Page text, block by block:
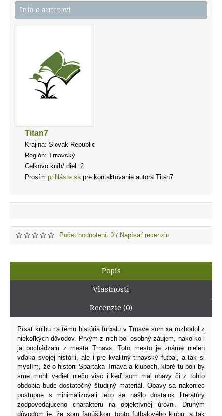
Info o autorovi
Titan7
Krajina: Slovak Republic
Región: Trnavský
Celkovo kníh/ diel: 2
Prosím prihláste sapre kontaktovanie autora Titan7
Počet hodnotení: 0 / Napísať recenziu
Popis
Vlastnosti
Recenzie (0)
Písať knihu na tému história futbalu v Trnave som sa rozhodol z
niekoľkých dôvodov. Prvým z nich bol osobný záujem, nakoľko i
ja pochádzam z mesta Trnava. Toto mesto je známe nielen
vďaka svojej histórii, ale i pre kvalitný trnavský futbal, a tak si
myslím, že o histórii Spartaka Trnava a kluboch, ktoré tu boli by
sme mohli vedieť niečo viac i keď som mal obavy či z tohto
obdobia bude dostatočný študijný materiál. Obavy sa nakoniec
postupne s minimalizovali lebo sa našlo dostatok literatúry
zodpovedajúceho charakteru na objektívnej úrovni. Druhým
dôvodom je, že som fanúšikom tohto futbalového klubu, a tak